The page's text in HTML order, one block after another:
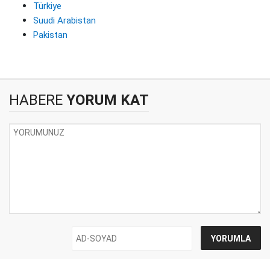
Türkiye
Suudi Arabistan
Pakistan
HABERE YORUM KAT